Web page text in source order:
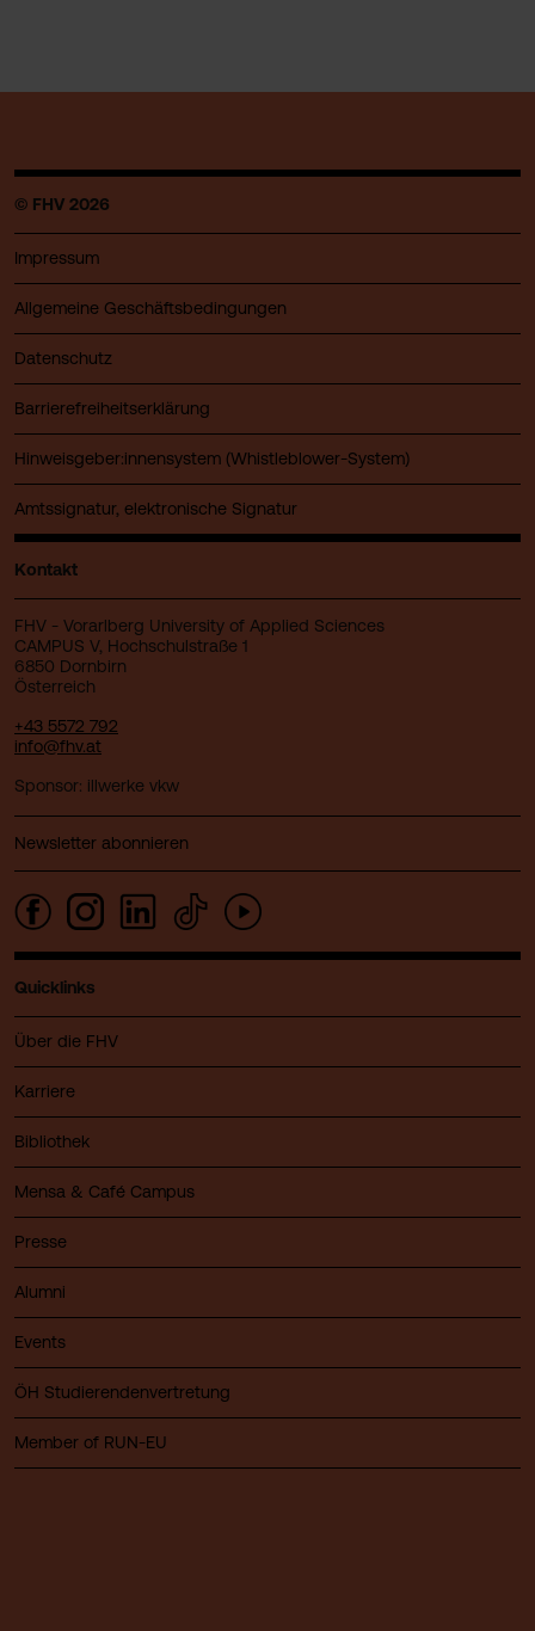
© FHV 2026
Impressum
Allgemeine Geschäftsbedingungen
Datenschutz
Barrierefreiheitserklärung
Hinweisgeber:innensystem (Whistleblower-System)
Amtssignatur, elektronische Signatur
Kontakt
FHV - Vorarlberg University of Applied Sciences
CAMPUS V, Hochschulstraße 1
6850 Dornbirn
Österreich
+43 5572 792
info@fhv.at
Sponsor: illwerke vkw
Newsletter abonnieren
Quicklinks
Über die FHV
Karriere
Bibliothek
Mensa & Café Campus
Presse
Alumni
Events
ÖH Studierendenvertretung
Member of RUN-EU